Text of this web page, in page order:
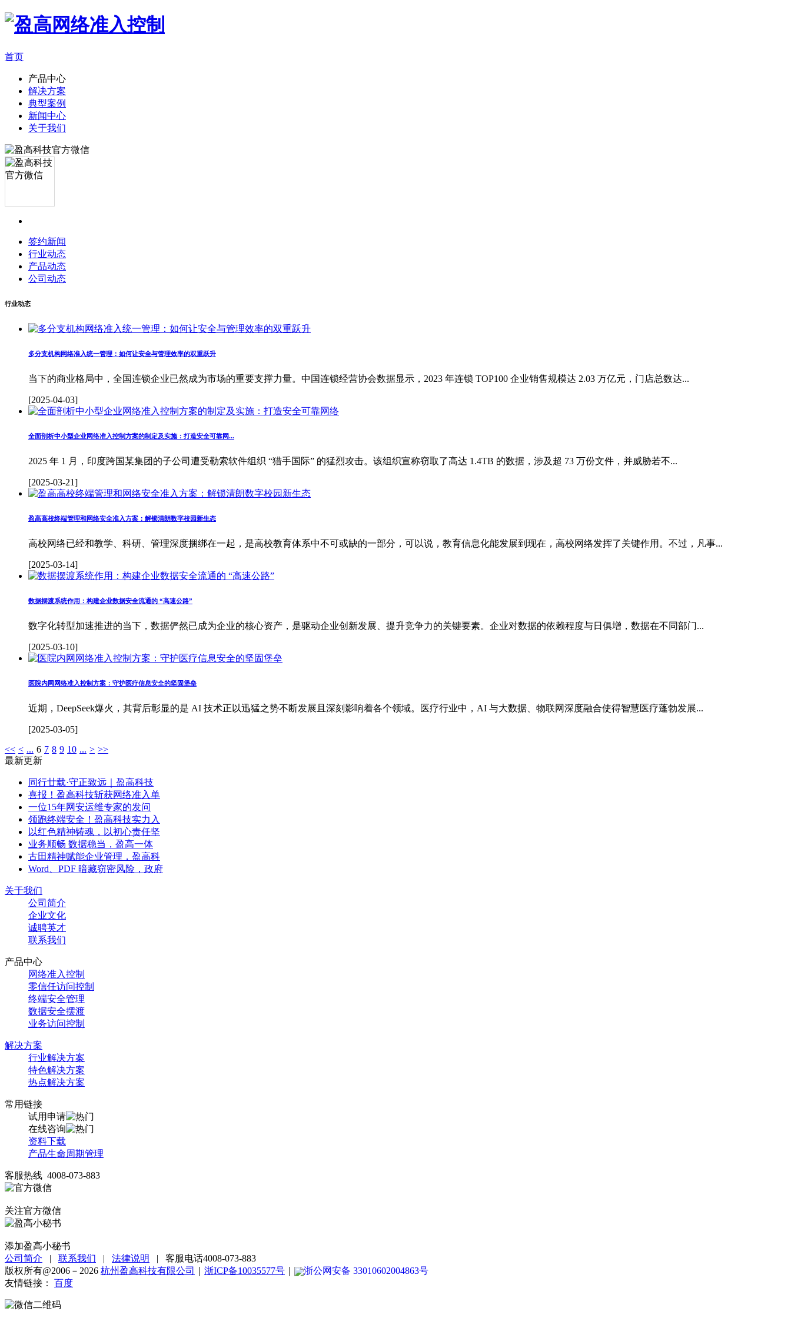
首页
产品中心
解决方案
典型案例
新闻中心
关于我们
签约新闻
行业动态
产品动态
公司动态
行业动态
多分支机构网络准入统一管理：如何让安全与管理效率的双重跃升
当下的商业格局中，全国连锁企业已然成为市场的重要支撑力量。中国连锁经营协会数据显示，2023 年连锁 TOP100 企业销售规模达 2.03 万亿元，门店总数达...
[2025-04-03]
全面剖析中小型企业网络准入控制方案的制定及实施：打造安全可靠网...
2025 年 1 月，印度跨国某集团的子公司遭受勒索软件组织 “猎手国际” 的猛烈攻击。该组织宣称窃取了高达 1.4TB 的数据，涉及超 73 万份文件，并威胁若不...
[2025-03-21]
盈高高校终端管理和网络安全准入方案：解锁清朗数字校园新生态
高校网络已经和教学、科研、管理深度捆绑在一起，是高校教育体系中不可或缺的一部分，可以说，教育信息化能发展到现在，高校网络发挥了关键作用。不过，凡事...
[2025-03-14]
数据摆渡系统作用：构建企业数据安全流通的 “高速公路”
数字化转型加速推进的当下，数据俨然已成为企业的核心资产，是驱动企业创新发展、提升竞争力的关键要素。企业对数据的依赖程度与日俱增，数据在不同部门...
[2025-03-10]
医院内网网络准入控制方案：守护医疗信息安全的坚固堡垒
近期，DeepSeek爆火，其背后彰显的是 AI 技术正以迅猛之势不断发展且深刻影响着各个领域。医疗行业中，AI 与大数据、物联网深度融合使得智慧医疗蓬勃发展...
[2025-03-05]
<< < ... 6 7 8 9 10 ... > >>
最新更新
同行廿载·守正致远｜盈高科技
喜报！盈高科技斩获网络准入单
一位15年网安运维专家的发问
领跑终端安全！盈高科技实力入
以红色精神铸魂，以初心责任坚
业务顺畅 数据稳当，盈高一体
古田精神赋能企业管理，盈高科
Word、PDF 暗藏窃密风险，政府
关于我们
公司简介
企业文化
诚聘英才
联系我们
产品中心
网络准入控制
零信任访问控制
终端安全管理
数据安全摆渡
业务访问控制
解决方案
行业解决方案
特色解决方案
热点解决方案
常用链接
试用申请
在线咨询
资料下载
产品生命周期管理
客服热线 4008-073-883
关注官方微信
添加盈高小秘书
公司简介 | 联系我们 | 法律说明 | 客服电话4008-073-883
版权所有@2006－2026 杭州盈高科技有限公司 浙ICP备10035577号
浙公网安备 33010602004863号
友情链接：
百度